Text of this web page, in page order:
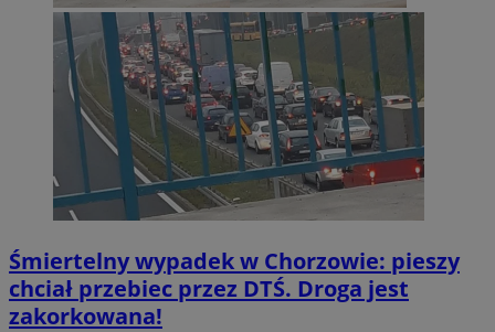
Śmiertelny wypadek w Chorzowie: pieszy
chciał przebiec przez DTŚ. Droga jest
zakorkowana!